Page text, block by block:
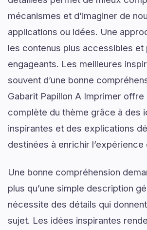
mécanismes et d’imaginer de
applications ou idées. Une
les contenus plus accessibles et
engageants. Les meilleures
souvent d’une bonne
Gabarit Papillon A Imprimer offre
complète du thème grâce à des
inspirantes et des explications
destinées à enrichir l’expérience
Une bonne compréhension
plus qu’une simple description
nécessite des détails qui
sujet. Les idées inspirantes